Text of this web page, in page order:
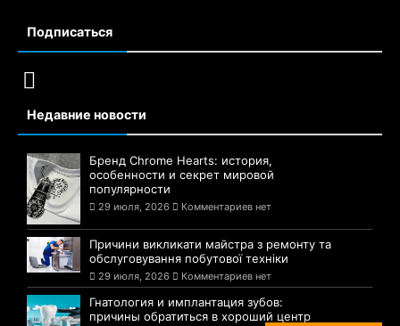
Подписаться
Недавние новости
Бренд Chrome Hearts: история,
особенности и секрет мировой
популярности
29 июля, 2026 Комментариев нет
Причини викликати майстра з ремонту та
обслуговування побутової техніки
29 июля, 2026 Комментариев нет
Гнатология и имплантация зубов:
причины обратиться в хороший центр